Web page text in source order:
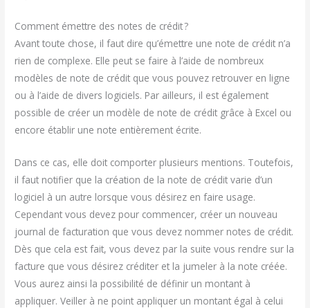
Comment émettre des notes de crédit ?
Avant toute chose, il faut dire qu’émettre une note de crédit n’a
rien de complexe. Elle peut se faire à l’aide de nombreux
modèles de note de crédit que vous pouvez retrouver en ligne
ou à l’aide de divers logiciels. Par ailleurs, il est également
possible de créer un modèle de note de crédit grâce à Excel ou
encore établir une note entièrement écrite.
Dans ce cas, elle doit comporter plusieurs mentions. Toutefois,
il faut notifier que la création de la note de crédit varie d’un
logiciel à un autre lorsque vous désirez en faire usage.
Cependant vous devez pour commencer, créer un nouveau
journal de facturation que vous devez nommer notes de crédit.
Dès que cela est fait, vous devez par la suite vous rendre sur la
facture que vous désirez créditer et la jumeler à la note créée.
Vous aurez ainsi la possibilité de définir un montant à
appliquer. Veiller à ne point appliquer un montant égal à celui